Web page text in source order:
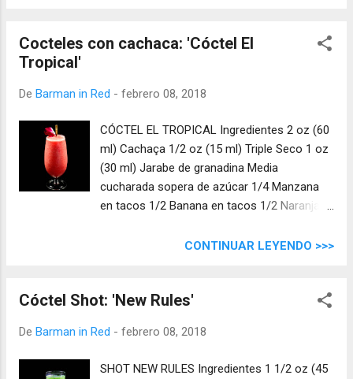
Cocteles con cachaca: 'Cóctel El
Tropical'
De Barman in Red - febrero 08, 2018
CÓCTEL EL TROPICAL Ingredientes 2 oz (60
ml) Cachaça 1/2 oz (15 ml) Triple Seco 1 oz
(30 ml) Jarabe de granadina Media
cucharada sopera de azúcar 1/4 Manzana
en tacos 1/2 Banana en tacos 1/2 Naranja
CONTINUAR LEYENDO >>>
Cóctel Shot: 'New Rules'
De Barman in Red - febrero 08, 2018
SHOT NEW RULES Ingredientes 1 1/2 oz (45